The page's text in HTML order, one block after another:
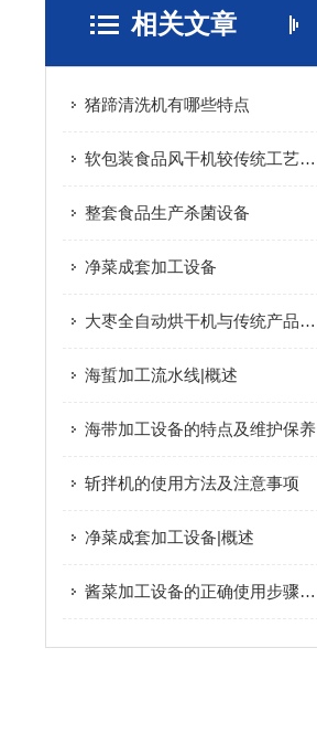
相关文章
猪蹄清洗机有哪些特点
软包装食品风干机较传统工艺有效的提升了生产效率
整套食品生产杀菌设备
净菜成套加工设备
大枣全自动烘干机与传统产品相比的优点介绍
海蜇加工流水线|概述
海带加工设备的特点及维护保养
斩拌机的使用方法及注意事项
净菜成套加工设备|概述
酱菜加工设备的正确使用步骤分享